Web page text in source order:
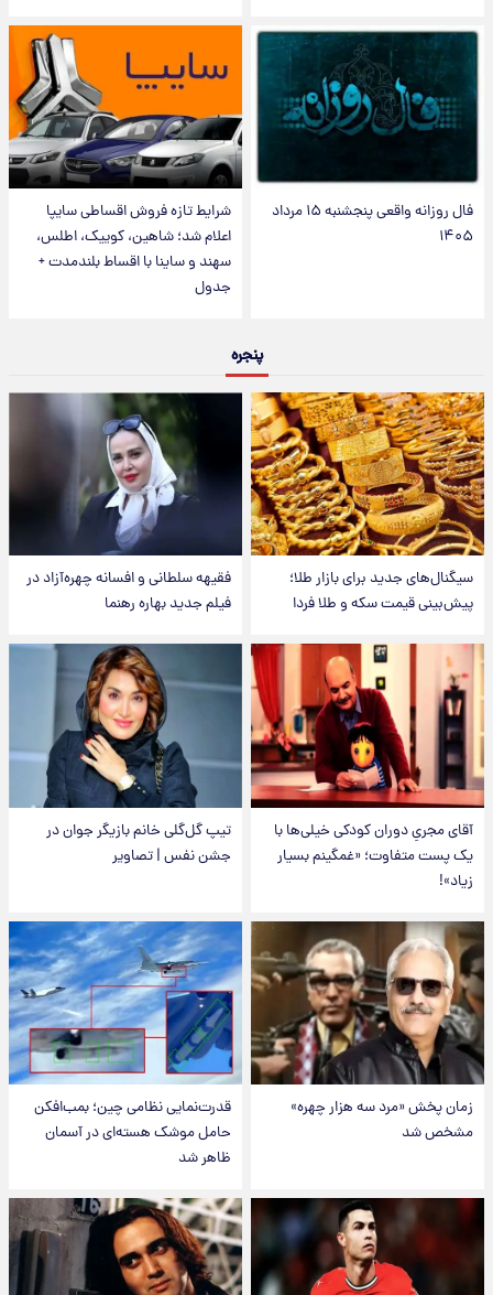
فال روزانه واقعی پنجشنبه ۱۵ مرداد
۱۴۰۵
شرایط تازه فروش اقساطی سایپا
اعلام شد؛ شاهین، کوییک، اطلس،
سهند و ساینا با اقساط بلندمدت +
جدول
پنجره
سیگنال‌های جدید برای بازار طلا؛
پیش‌بینی قیمت سکه و طلا فردا
فقیهه سلطانی و افسانه چهره‌آزاد در
فیلم جدید بهاره رهنما
آقای مجریِ دوران کودکی خیلی‌ها با
یک پست متفاوت؛ «غمگینم بسیار
زیاد»!
تیپ گل‌گلی خانم بازیگر جوان در
جشن نفس | تصاویر
زمان پخش «مرد سه هزار چهره»
مشخص شد
قدرت‌نمایی نظامی چین؛ بمب‌افکن
حامل موشک هسته‌ای در آسمان
ظاهر شد